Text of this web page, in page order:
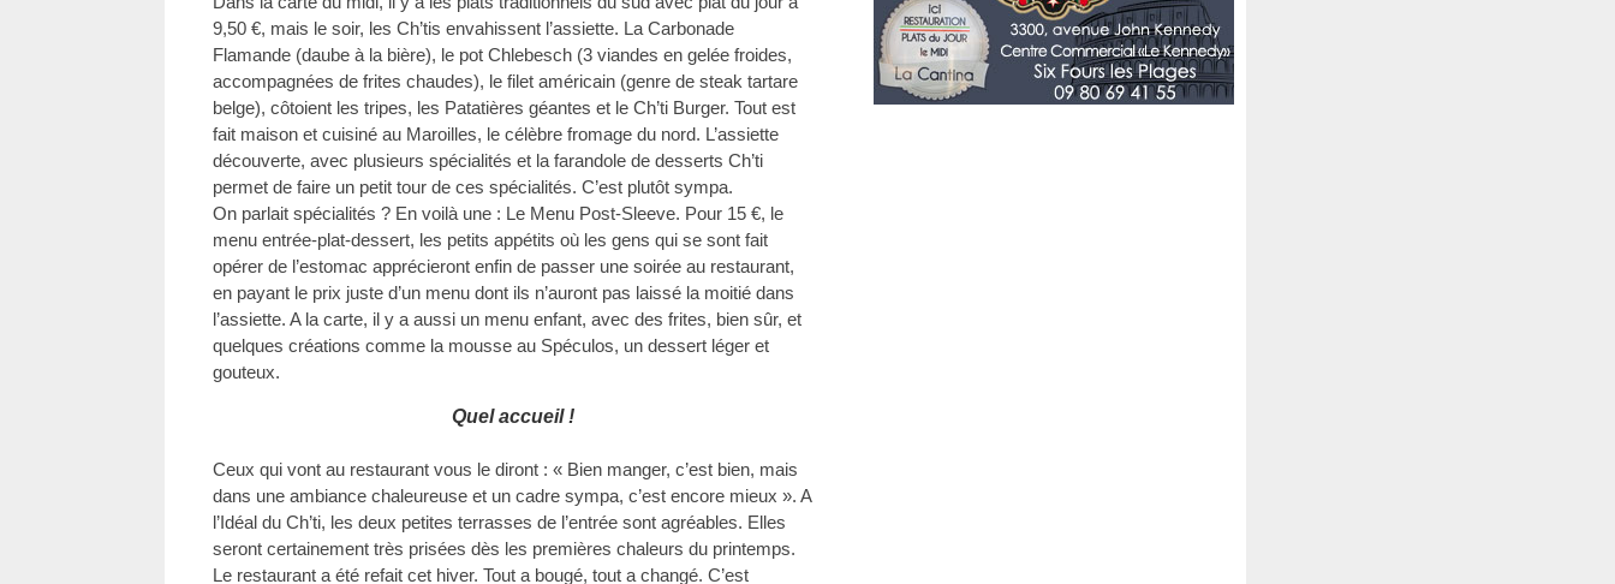
9,50 €, mais le soir, les Ch’tis envahissent l’assiette. La Carbonade
Flamande (daube à la bière), le pot Chlebesch (3 viandes en gelée froides,
accompagnées de frites chaudes), le filet américain (genre de steak tartare
belge), côtoient les tripes, les Patatières géantes et le Ch’ti Burger. Tout est
fait maison et cuisiné au Maroilles, le célèbre fromage du nord. L’assiette
découverte, avec plusieurs spécialités et la farandole de desserts Ch’ti
permet de faire un petit tour de ces spécialités. C’est plutôt sympa.
On parlait spécialités ? En voilà une : Le Menu Post-Sleeve. Pour 15 €, le
menu entrée-plat-dessert, les petits appétits où les gens qui se sont fait
opérer de l’estomac apprécieront enfin de passer une soirée au restaurant,
en payant le prix juste d’un menu dont ils n’auront pas laissé la moitié dans
l’assiette. A la carte, il y a aussi un menu enfant, avec des frites, bien sûr, et
quelques créations comme la mousse au Spéculos, un dessert léger et
gouteux.
Quel accueil !
Ceux qui vont au restaurant vous le diront : « Bien manger, c’est bien, mais
dans une ambiance chaleureuse et un cadre sympa, c’est encore mieux ». A
l’Idéal du Ch’ti, les deux petites terrasses de l’entrée sont agréables. Elles
seront certainement très prisées dès les premières chaleurs du printemps.
Le restaurant a été refait cet hiver. Tout a bougé, tout a changé. C’est